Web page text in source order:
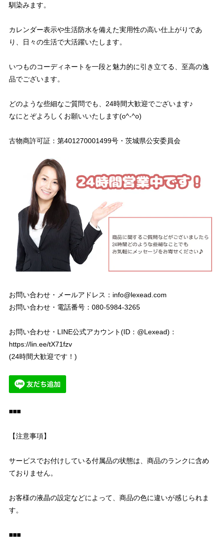
馴染みます。
カレンダー表示や生活防水を備えた実用性の高い仕上がりであ
り、日々の生活で大活躍いたします。
いつものコーディネートを一段と魅力的に引き立てる、至高の逸
品でございます。
どのような些細なご質問でも、24時間大歓迎でございます♪
なにとぞよろしくお願いいたします(o^-^o)
古物商許可証：第401270001499号・茨城県公安委員会
お問い合わせ・メールアドレス： info@lexead.com
お問い合わせ・電話番号：080-5984-3265
お問い合わせ・LINE公式アカウント(ID：@Lexead)：
https://lin.ee/tX71fzv
(24時間大歓迎です！)
■■■
【注意事項】
サービスでお付けしている付属品の状態は、商品のランクに含め
ておりません。
お客様の液晶の設定などによって、商品の色に違いが感じられま
す。
■■■